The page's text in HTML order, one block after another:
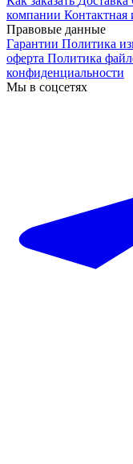
компании
Правовые данные
Гарантии Политика
оферта Политика
конфиденциальности
Мы в соцсетях